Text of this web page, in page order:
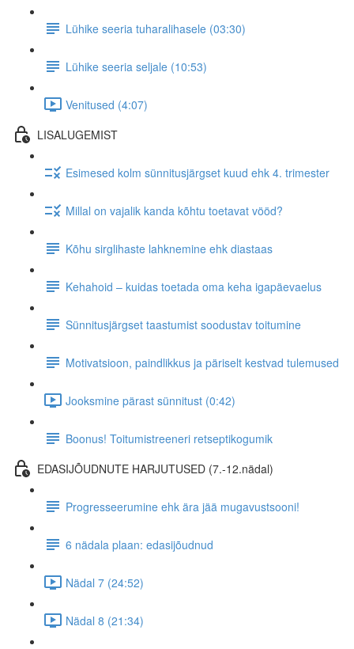
Lühike seeria tuharalihasele (03:30)
Lühike seeria seljale (10:53)
Venitused (4:07)
LISALUGEMIST
Esimesed kolm sünnitusjärgset kuud ehk 4. trimester
Millal on vajalik kanda kõhtu toetavat vööd?
Kõhu sirglihaste lahknemine ehk diastaas
Kehahoid – kuidas toetada oma keha igapäevaelus
Sünnitusjärgset taastumist soodustav toitumine
Motivatsioon, paindlikkus ja päriselt kestvad tulemused
Jooksmine pärast sünnitust (0:42)
Boonus! Toitumistreeneri retseptikogumik
EDASIJÕUDNUTE HARJUTUSED (7.-12.nädal)
Progresseerumine ehk ära jää mugavustsooni!
6 nädala plaan: edasijõudnud
Nädal 7 (24:52)
Nädal 8 (21:34)